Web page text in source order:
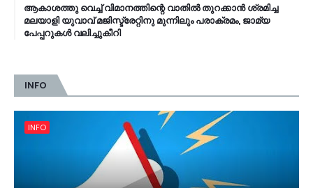
ആകാശത്തു വെച്ച് വിമാനത്തിന്റെ വാതില്‍ തുറക്കാന്‍ ശ്രമിച്ച
മലയാളി യുവാവ് മജിസ്ട്രേറ്റിനു മുന്നിലും പരാക്രമം, ജാമ്യ
പേപ്പറുകൾ വലിച്ചുകീറി
INFO
INFO